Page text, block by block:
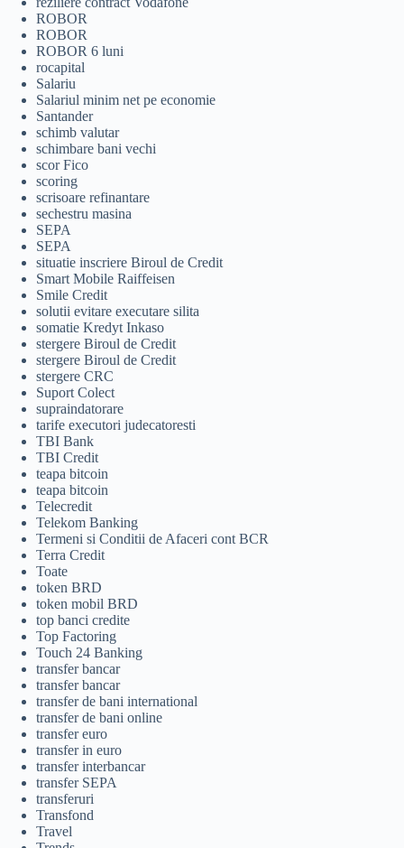
ROBOR
ROBOR
ROBOR 6 luni
rocapital
Salariu
Salariul minim net pe economie
Santander
schimb valutar
schimbare bani vechi
scor Fico
scoring
scrisoare refinantare
sechestru masina
SEPA
SEPA
situatie inscriere Biroul de Credit
Smart Mobile Raiffeisen
Smile Credit
solutii evitare executare silita
somatie Kredyt Inkaso
stergere Biroul de Credit
stergere Biroul de Credit
stergere CRC
Suport Colect
supraindatorare
tarife executori judecatoresti
TBI Bank
TBI Credit
teapa bitcoin
teapa bitcoin
Telecredit
Telekom Banking
Termeni si Conditii de Afaceri cont BCR
Terra Credit
Toate
token BRD
token mobil BRD
top banci credite
Top Factoring
Touch 24 Banking
transfer bancar
transfer bancar
transfer de bani international
transfer de bani online
transfer euro
transfer in euro
transfer interbancar
transfer SEPA
transferuri
Transfond
Travel